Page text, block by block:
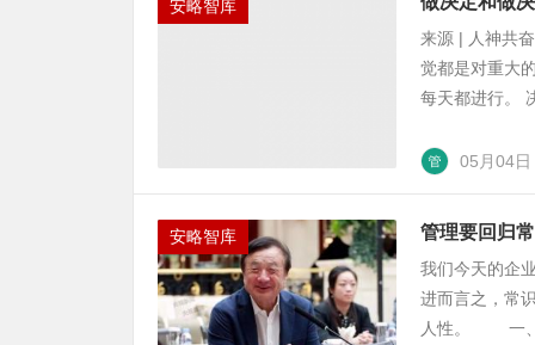
安略智库
来源 | 人神共
觉都是对重大
每天都进行。
05月04日
安略智库 管理要回归
我们今天的企
进而言之，常
人性。 一、